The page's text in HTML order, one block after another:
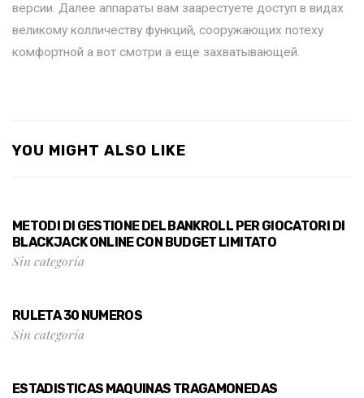
версии. Далее аппараты вам заарестуете доступ в видах
великому колличеству функций, сооружающих потеху
комфортной а вот смотри а еще захватывающей.
YOU MIGHT ALSO LIKE
METODI DI GESTIONE DEL BANKROLL PER GIOCATORI DI
BLACKJACK ONLINE CON BUDGET LIMITATO
Sin categoría
RULETA 30 NUMEROS
Sin categoría
ESTADISTICAS MAQUINAS TRAGAMONEDAS